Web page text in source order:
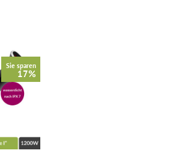
Sie sparen
17%